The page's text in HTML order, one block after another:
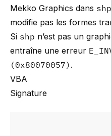
Mekko Graphics dans shp
modifie pas les formes
Si shp n’est pas un
entraîne une erreur
(0x80070057) .
VBA
Signature